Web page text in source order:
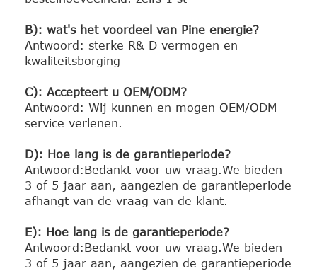
B): wat's het voordeel van Pine energie?
Antwoord: sterke R& D vermogen en
kwaliteitsborging
C): Accepteert u OEM/ODM?
Antwoord: Wij kunnen en mogen OEM/ODM
service verlenen.
D): Hoe lang is de garantieperiode?
Antwoord:Bedankt voor uw vraag.We bieden
3 of 5 jaar aan, aangezien de garantieperiode
afhangt van de vraag van de klant.
E): Hoe lang is de garantieperiode?
Antwoord:Bedankt voor uw vraag.We bieden
3 of 5 jaar aan, aangezien de garantieperiode